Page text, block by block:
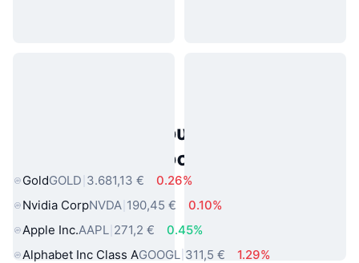
Δημοφιλή περιουσιακά στοιχεία
πραγματικού κόσμου
GoldGOLD 3.681,13 €
0.26%
Nvidia CorpNVDA 190,45 €
0.10%
Apple Inc.AAPL 271,2 €
0.45%
Alphabet Inc Class AGOOGL 311,5 €
1.29%